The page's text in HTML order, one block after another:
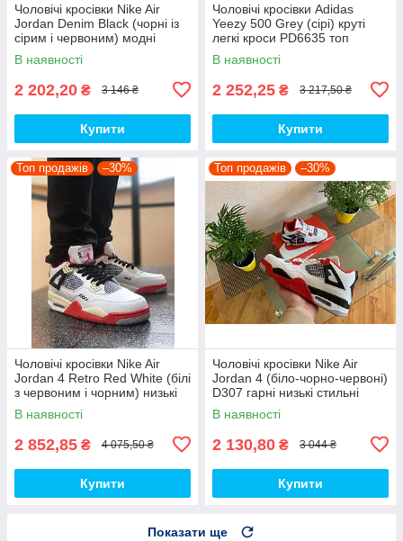
Чоловічі кросівки Nike Air
Jordan Denim Black (чорні із
сірим і червоним) модні
демісезонні кроси PD7043
топ
В наявності
2 202,20 ₴ 3 146 ₴
Купити
Чоловічі кросівки Adidas
Yeezy 500 Grey (сірі) круті
легкі кроси PD6635 топ
В наявності
2 252,25 ₴ 3 217,50 ₴
Купити
Топ продажів –30%
Чоловічі кросівки Nike Air
Jordan 4 Retro Red White (білі
з червоним і чорним) низькі
демі кроси PD7361 топ
В наявності
2 852,85 ₴ 4 075,50 ₴
Купити
Топ продажів –30%
Чоловічі кросівки Nike Air
Jordan 4 (біло-чорно-червоні)
D307 гарні низькі стильні
кроси топ
В наявності
2 130,80 ₴ 3 044 ₴
Купити
Показати ще